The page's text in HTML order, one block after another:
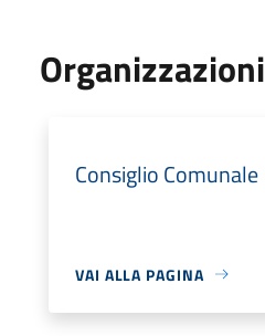
Organizzazioni
Consiglio Comunale
VAI ALLA PAGINA